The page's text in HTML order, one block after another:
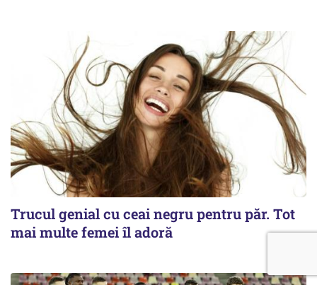
Trucul genial cu ceai negru pentru păr. Tot
mai multe femei îl adoră